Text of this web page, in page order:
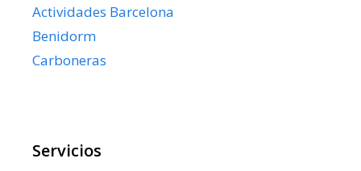
Actividades Barcelona
Benidorm
Carboneras
Servicios